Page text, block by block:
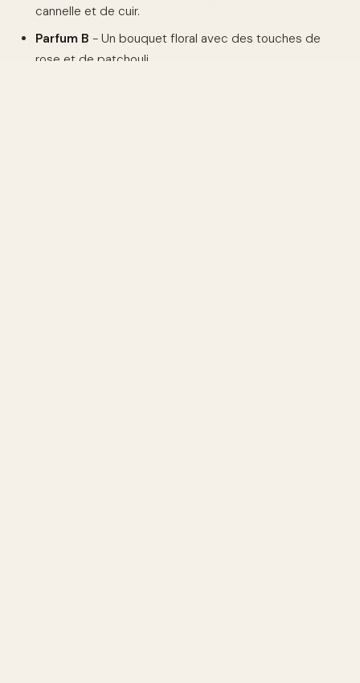
cannelle et de cuir.
Parfum B - Un bouquet floral avec des touches de
rose et de patchouli.